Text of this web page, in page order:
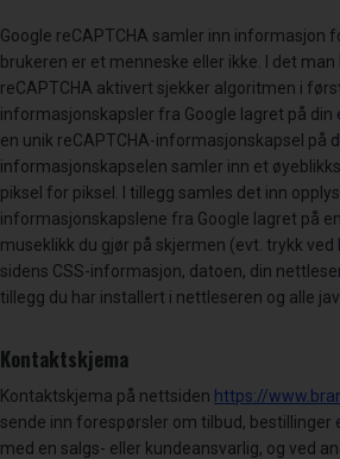
Google reCAPTCHA samler inn informasjon
brukeren er et menneske eller ikke. I det
reCAPTCHA aktivert sjekker algoritmen i
informasjonskapsler fra Google lagret på din
en unik reCAPTCHA-informasjonskapsel på
informasjonskapselen samler inn et
piksel for piksel. I tillegg samles det inn
informasjonskapslene fra Google lagret på
museklikk du gjør på skjermen (evt. trykk ved
sidens CSS-informasjon, datoen, din
tillegg du har installert i nettleseren og alle
Kontaktskjema
Kontaktskjema på nettsiden https://
sende inn forespørsler om tilbud, bestillinger
med en salgs- eller kundeansvarlig, og ved